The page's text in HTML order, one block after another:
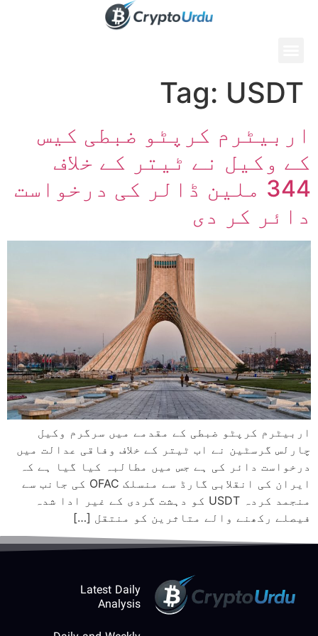
Tag: USDT
اربیٹرم کرپٹو ضبطی کیس
کے وکیل نے ٹیتر کے خلاف
344 ملین ڈالر کی درخواست
دائر کر دی
اربیٹرم کرپٹو ضبطی کے مقدمے میں سرگرم وکیل
چارلس گرسٹین نے اب ٹیتر کے خلاف وفاقی عدالت میں
درخواست دائر کی ہے جس میں مطالبہ کیا گیا ہے کہ
ایران کی انقلابی گارڈ سے منسلک OFAC کی جانب سے
منجمد کردہ USDT کو دہشت گردی کے غیر ادا شدہ
فیصلے رکھنے والے متاثرین کو منتقل […]
Latest Daily
Analysis